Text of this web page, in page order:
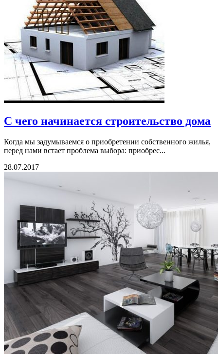
С чего начинается строительство дома
Когда мы задумываемся о приобретении собственного жилья,
перед нами встает проблема выбора: приобрес...
28.07.2017